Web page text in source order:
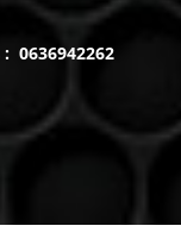
0636942262